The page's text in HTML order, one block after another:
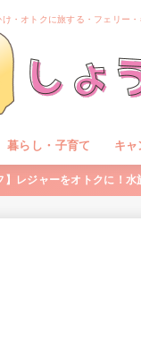
・オトクに旅する・フェリー
暮らし・子育て キャ
】レジャーをオトクに！